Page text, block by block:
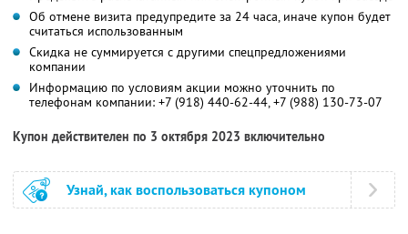
Об отмене визита предупредите за 24 часа, иначе купон будет
считаться использованным
Скидка не суммируется с другими спецпредложениями
компании
Информацию по условиям акции можно уточнить по
телефонам компании: +7 (918) 440-62-44, +7 (988) 130-73-07
Купон действителен по 3 октября 2023 включительно
Узнай, как воспользоваться купоном